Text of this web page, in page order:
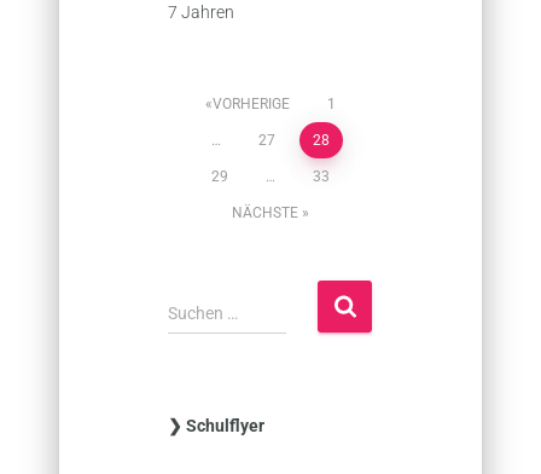
7 Jahren
Seitennummerierung
Beiträge
VORHERIGE 1
27 28
29 33
NÄCHSTE
S
u
n
Suchen …
❯ Schulflyer